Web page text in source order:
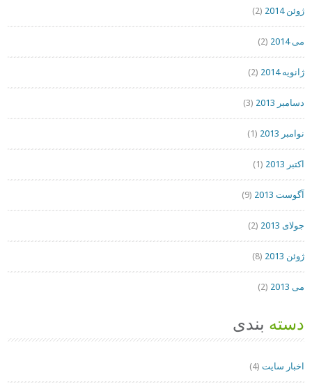
ژوئن 2014 (2)
می 2014 (2)
ژانویه 2014 (2)
دسامبر 2013 (3)
نوامبر 2013 (1)
اکتبر 2013 (1)
آگوست 2013 (9)
جولای 2013 (2)
ژوئن 2013 (8)
می 2013 (2)
دسته بندی
اخبار سایت (4)